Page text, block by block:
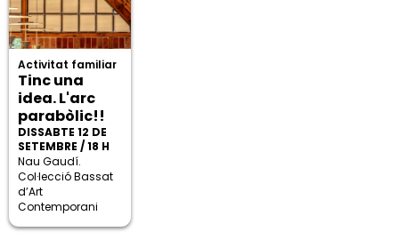
Activitat familiar
Tinc una
idea. L'arc
parabòlic!!
DISSABTE 12 DE
SETEMBRE / 18 H
Nau Gaudí.
Col·lecció Bassat
d’Art
Contemporani